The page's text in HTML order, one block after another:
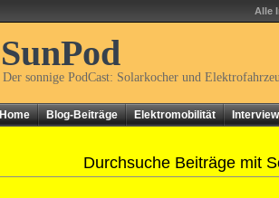
Alle
SunPod
Der sonnige PodCast: Solarkocher und
Home Blog-Beiträge Elektromobilität
Durchsuche Beiträge mit